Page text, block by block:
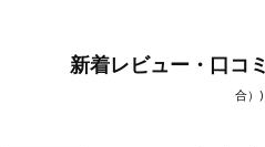
新着レビュー・口コミ
合）)